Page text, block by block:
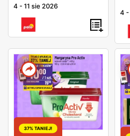
4 -11 sie 2026
4 -
37% TANIEJ!